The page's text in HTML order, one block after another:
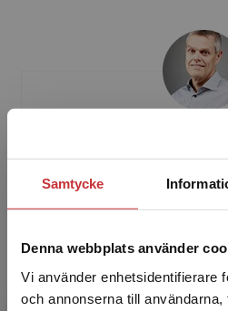
Samtycke
Denna webbplats använder
Vi använder enhetsidentifierare
och annonserna till
Stefan Diehl är civilingenjör
tillämpad matematik vid
kurs- och programu...